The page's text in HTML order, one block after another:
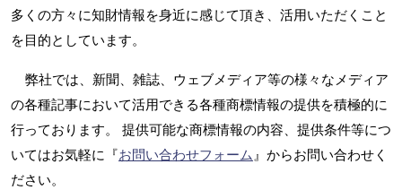
多くの方々に知財情報を身近に感じて頂き、活用いただくこと
を目的としています。
弊社では、新聞、雑誌、ウェブメディア等の様々なメディア
の各種記事において活用できる各種商標情報の提供を積極的に
行っております。 提供可能な商標情報の内容、提供条件等につ
いてはお気軽に『お問い合わせフォーム』からお問い合わせく
ださい。